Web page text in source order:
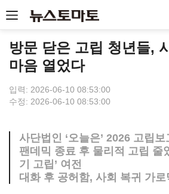
방문 닫은 고립 청년들,
마음 열었다
입력: 2026-06-10 08:53:00
수정: 2026-06-10 08:53:00
사단법인 ‘오늘은’ 2026 고립보
팬데믹 종료 후 물리적 고립 줄
기 고립’ 여전
대화 후 공허함, 사회 복귀 가로